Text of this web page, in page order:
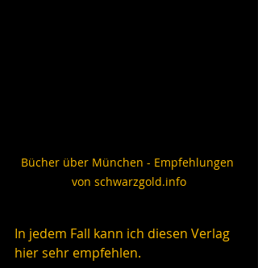
Bücher über München - Empfehlungen
von schwarzgold.info
In jedem Fall kann ich diesen Verlag
hier sehr empfehlen.